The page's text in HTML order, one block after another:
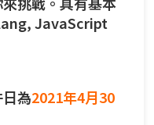
JavaScript
為2021年4月30